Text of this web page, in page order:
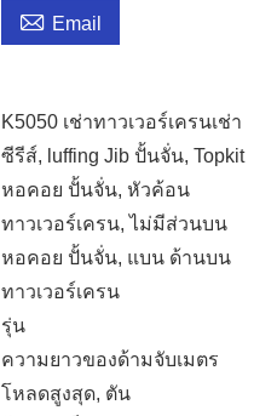
 Email
K5050 เช่าทาวเวอร์เครนเช่า
ซีรีส์, luffing Jib ปั้นจั่น, Topkit
หอคอย ปั้นจั่น, หัวค้อน
ทาวเวอร์เครน, ไม่มีส่วนบน
หอคอย ปั้นจั่น, แบน ด้านบน
ทาวเวอร์เครน
รุ่น
ความยาวของด้ามจับเมตร
โหลดสูงสุด, ตัน